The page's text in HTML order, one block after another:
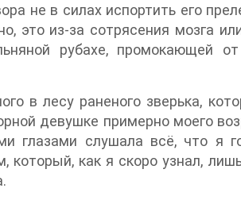
в силах испортить его
это из-за сотрясения мозга
рубахе, промокающей
в лесу раненого зверька,
девушке примерно моего
глазами слушала всё, что я
как я скоро узнал,